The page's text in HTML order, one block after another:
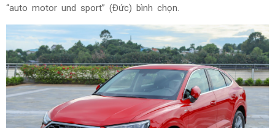
“auto motor und sport” (Đức) bình chọn.